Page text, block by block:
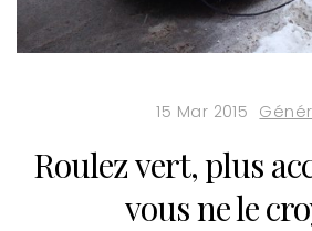
15 Mar 2015
Roulez vert, plus
vous ne le